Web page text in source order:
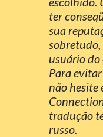
ter
sua
usuário
Para
não hesite
tradução
russo.